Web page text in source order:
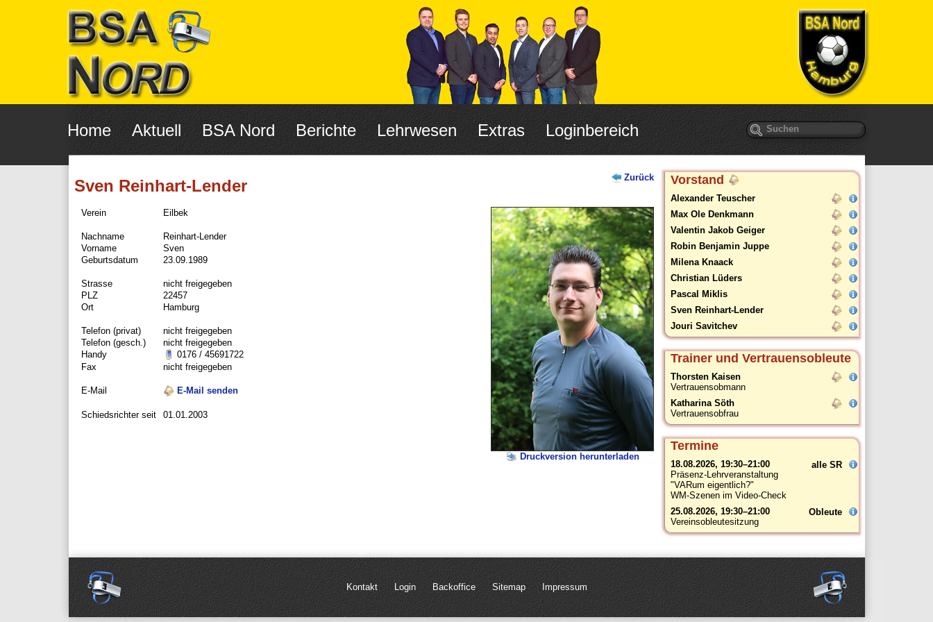
Navigation
überspringen
Home Aktuell BSA Nord Berichte Lehrwesen Extras Loginbereich Suchbegriffe
Sven Reinhart-Lender
Druckversion herunterladen
Verein Eilbek
Nachname
Reinhart-Lender
Vorname
Sven
Geburtsdatum
23.09.1989
Strasse
nicht freigegeben
PLZ
22457
Ort
Hamburg
Telefon (privat)
nicht freigegeben
Telefon (gesch.)
nicht freigegeben
Handy
0176 / 45691722
Fax
nicht freigegeben
E-Mail E-Mail senden
Schiedsrichter seit 01.01.2003
Zurück Vorstand
Alexander Teuscher
Max Ole Denkmann
Valentin Jakob Geiger
Robin Benjamin Juppe
Milena Knaack
Christian Lüders
Pascal Miklis
Sven Reinhart-Lender
Jouri Savitchev
Trainer und Vertrauensobleute
Thorsten Kaisen
Vertrauensobmann
Katharina Söth
Vertrauensobfrau
Termine
alle SR
18.08.2026, 19:30–21:00
Präsenz-Lehrveranstaltung
"VARum eigentlich?"
WM-Szenen im Video-Check
Obleute
25.08.2026, 19:30–21:00
Vereinsobleutesitzung
Navigation
Kontakt Login Backoffice Sitemap Impressum